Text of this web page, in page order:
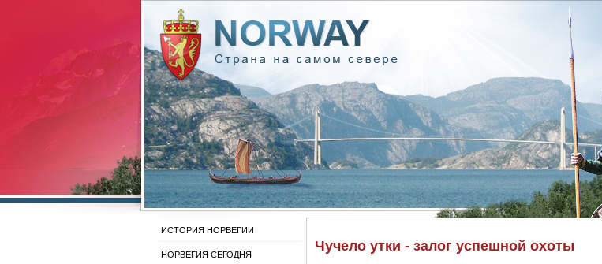
ИСТОРИЯ НОРВЕГИИ
НОРВЕГИЯ СЕГОДНЯ
Чучело утки - залог успешной охоты